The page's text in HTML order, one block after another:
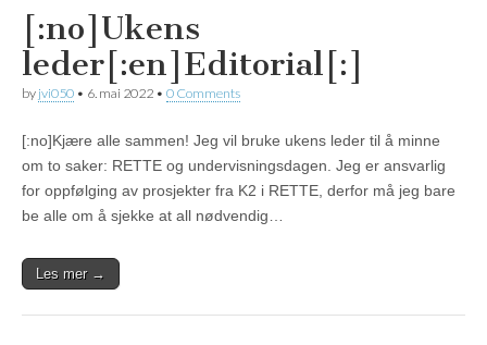
[:no]Ukens
leder[:en]Editorial[:]
by jvi050 • 6. mai 2022 • 0 Comments
[:no]Kjære alle sammen! Jeg vil bruke ukens leder til å minne
om to saker: RETTE og undervisningsdagen. Jeg er ansvarlig
for oppfølging av prosjekter fra K2 i RETTE, derfor må jeg bare
be alle om å sjekke at all nødvendig…
Les mer →